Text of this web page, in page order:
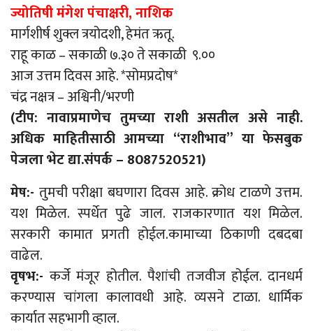
ज्योतिषी मंगेश पंचाक्षरी, नाशिक
मार्गशीर्ष शुक्ल त्रयोदशी, हेमंत ऋतू.
राहू काळ – सकाळी ७.३० ते सकाळी ९.००
आज उत्तम दिवस आहे. *सोमप्रदोष*
चंद्र नक्षत्र – अश्विनी/भरणी
(टीप: नावाप्रमाणेच तुमच्या राशी असतील असे नाही.
अधिक माहितीसाठी आमच्या “राशीभाव” या फेसबुक
पेजला भेट द्या.संपर्क – 8087520521)
मेष:- तुमची परीक्षा बघणारा दिवस आहे. क्रोध टाळणे उत्तम.
यश मिळेल. स्पर्धेत पुढे जाल. राजकारणात यश मिळेल.
सरकारी कामात प्रगती होईल.कामाच्या ठिकाणी दबदबा
वाढेल.
वृषभ:- कर्जे मंजूर होतील. पैशांची तजवीज होईल. दानधर्म
करण्यास चांगला कालावधी आहे. व्यसने टाळा. धार्मिक
कार्यात सहभागी व्हाल.